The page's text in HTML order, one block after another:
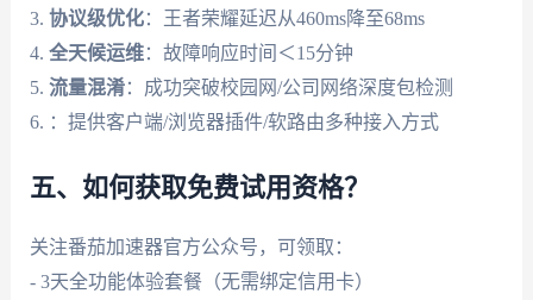
3. 协议级优化：王者荣耀延迟从460ms降至68ms
4. 全天候运维：故障响应时间＜15分钟
5. 流量混淆：成功突破校园网/公司网络深度包检测
6. ：提供客户端/浏览器插件/软路由多种接入方式
五、如何获取免费试用资格？
关注番茄加速器官方公众号，可领取：
- 3天全功能体验套餐（无需绑定信用卡）